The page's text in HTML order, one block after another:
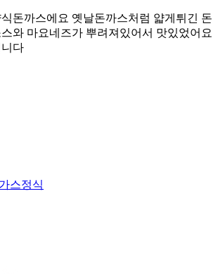
돈까스에요 옛날돈까스처럼 얇게튀긴 돈
와 마요네즈가 뿌려져있어서 맛있었어요
다
스정식